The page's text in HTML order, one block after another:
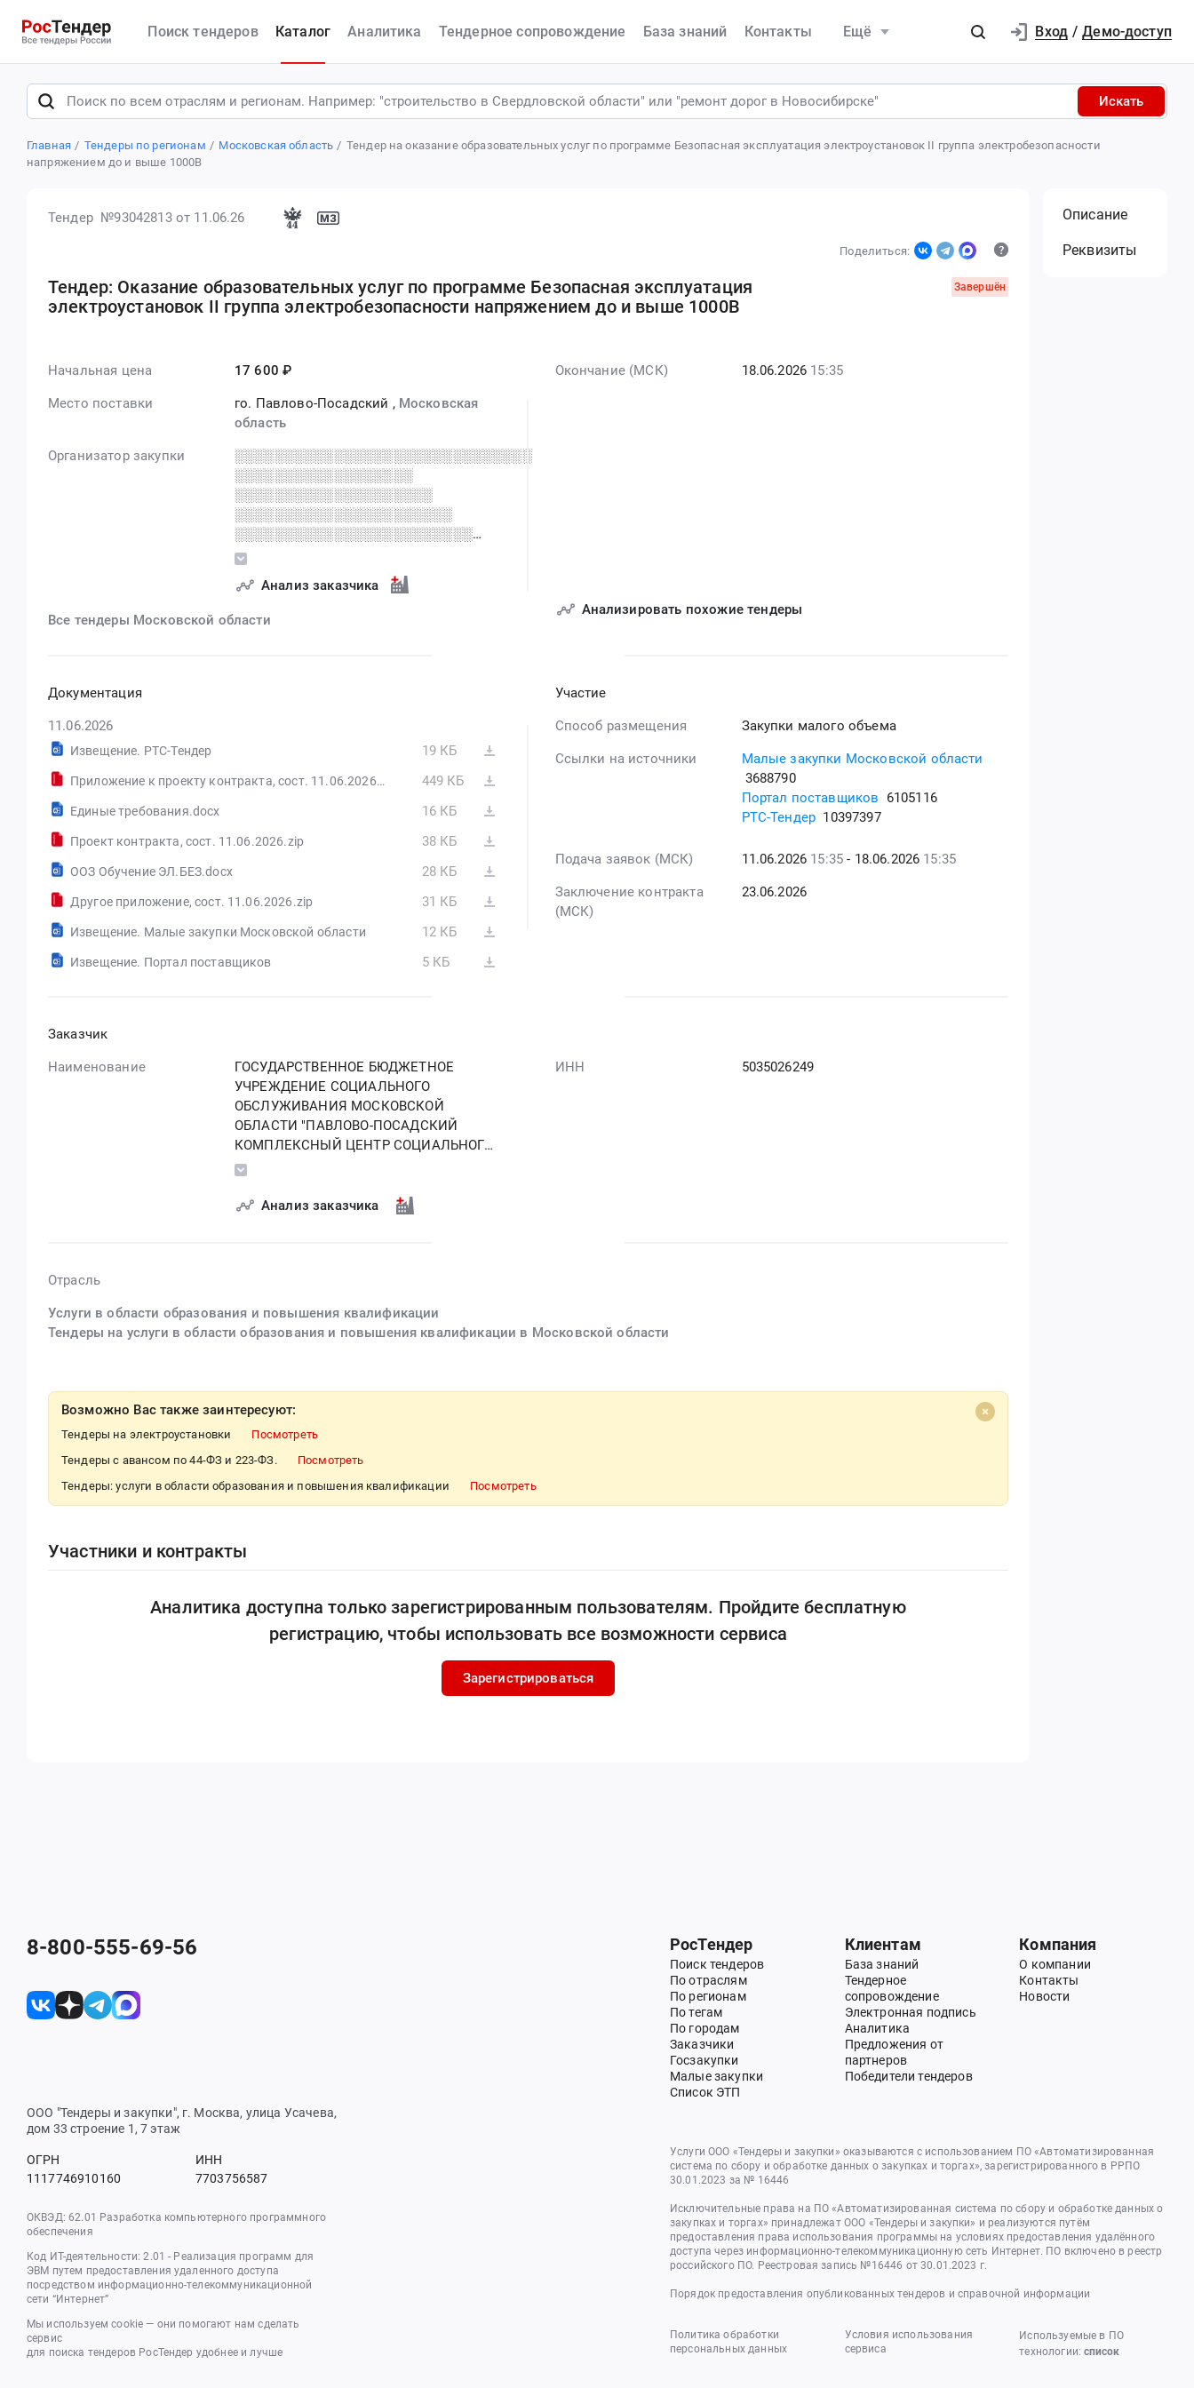
Поиск тендеров Каталог Аналитика Тендерное сопровождение База знаний Контакты Ещё Вход / Демо-доступ
Искать
Главная Тендеры по регионам Московская область
Тендер на оказание образовательных услуг по программе Безопасная эксплуатация электроустановок II группа электробезопасности
напряжением до и выше 1000В
Тендер №93042813от 11.06.26
Поделиться:
Тендер: Оказание образовательных услуг по программе Безопасная эксплуатация
электроустановок II группа электробезопасности напряжением до и выше 1000В
Завершён
Начальная цена 17 600 ₽
Место поставки го. Павлово-Посадский , Московская
область
Организатор закупки
░░░░░░░░░░░░░░░░░░░░░░░░░░░░░░
░░░░░░░░░░░░░░░░░░
░░░░░░░░░░░░░░░░░░░░
░░░░░░░░░░░░░░░░░░░░░░
░░░░░░░░░░░░░░░░░░░░░░░░
░░░░░░░░░░░░░░░░░░░░
░░░░░░░░░░░░░░░░░░░░░░░░░░░░░░░░░░
Анализ заказчика
Все тендеры Московской области
Окончание (МСК) 18.06.2026 15:35
Анализировать похожие тендеры
Документация
11.06.2026
Извещение. РТС-Тендер 19 КБ
Приложение к проекту контракта, сост. 11.06.2026.zip 449 КБ
Единые требования.docx 16 КБ
Проект контракта, сост. 11.06.2026.zip 38 КБ
ООЗ Обучение ЭЛ.БЕЗ.docx 28 КБ
Другое приложение, сост. 11.06.2026.zip 31 КБ
Извещение. Малые закупки Московской области 12 КБ
Извещение. Портал поставщиков 5 КБ
Участие
Способ размещения Закупки малого объема
Ссылки на источники
Малые закупки Московской области
3688790
Портал поставщиков
6105116
РТС-Тендер 10397397
Подача заявок (МСК) 11.06.2026 15:35 - 18.06.2026 15:35
Заключение контракта
(МСК)
23.06.2026
Заказчик
Наименование
ГОСУДАРСТВЕННОЕ БЮДЖЕТНОЕ
УЧРЕЖДЕНИЕ СОЦИАЛЬНОГО
ОБСЛУЖИВАНИЯ МОСКОВСКОЙ
ОБЛАСТИ "ПАВЛОВО-ПОСАДСКИЙ
КОМПЛЕКСНЫЙ ЦЕНТР СОЦИАЛЬНОГО
ОБСЛУЖИВАНИЯ НАСЕЛЕНИЯ"
Анализ заказчика
ИНН 5035026249
Отрасль
Услуги в области образования и повышения квалификации
Тендеры на услуги в области образования и повышения квалификации в Московской области
Возможно Вас также заинтересуют:
Тендеры на электроустановки
Посмотреть
Тендеры с авансом по 44-ФЗ и 223-ФЗ.
Посмотреть
Тендеры: услуги в области образования и повышения квалификации
Посмотреть
Участники и контракты
Аналитика доступна только зарегистрированным пользователям. Пройдите бесплатную
регистрацию, чтобы использовать все возможности сервиса
Зарегистрироваться
Описание
Реквизиты
8-800-555-69-56
ООО "Тендеры и закупки", г. Москва, улица Усачева,
дом 33 строение 1, 7 этаж
ОГРН
1117746910160
ИНН
7703756587
ОКВЭД: 62.01 Разработка компьютерного программного
обеспечения
Код ИТ-деятельности: 2.01 - Реализация программ для
ЭВМ путем предоставления удаленного доступа
посредством информационно-телекоммуникационной
сети “Интернет”
Мы используем cookie — они помогают нам сделать
сервис
для поиска тендеров РосТендер удобнее и лучше
РосТендер
Поиск тендеров
По отраслям
По регионам
По тегам
По городам
Заказчики
Госзакупки
Малые закупки
Список ЭТП
Клиентам
База знаний
Тендерное
сопровождение
Электронная подпись
Аналитика
Предложения от
партнеров
Победители тендеров
Компания
О компании
Контакты
Новости
Услуги ООО «Тендеры и закупки» оказываются с использованием ПО «Автоматизированная
система по сбору и обработке данных о закупках и торгах», зарегистрированного в РРПО
30.01.2023 за № 16446
Исключительные права на ПО «Автоматизированная система по сбору и обработке данных о
закупках и торгах» принадлежат ООО «Тендеры и закупки» и реализуются путём
предоставления права использования программы на условиях предоставления удалённого
доступа через информационно-телекоммуникационную сеть Интернет. ПО включено в реестр
российского ПО. Реестровая запись №16446 от 30.01.2023 г.
Порядок предоставления опубликованных тендеров и справочной информации
Политика обработки
персональных данных
Условия использования
сервиса
Используемые в ПО
технологии:список